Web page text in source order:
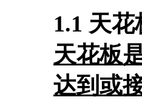
1.1 天花
天花板
达到或